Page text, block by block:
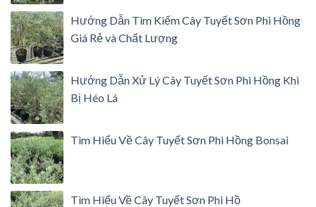
Hướng Dẫn Tìm Kiếm Cây Tuyết Sơn Phi Hồng
Giá Rẻ và Chất Lượng
Hướng Dẫn Xử Lý Cây Tuyết Sơn Phi Hồng Khi
Bị Héo Lá
Tìm Hiểu Về Cây Tuyết Sơn Phi Hồng Bonsai
Tìm Hiểu Về Cây Tuyết Sơn Phi Hồ